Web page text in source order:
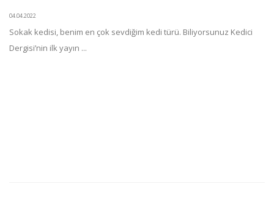
04.04.2022
Sokak kedisi, benim en çok sevdiğim kedi türü. Biliyorsunuz Kedici
Dergisi’nin ilk yayın ...